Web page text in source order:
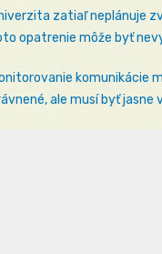
zatiaľ neplánuje
opatrenie môže byť
komunikácie
ale musí byť jasne